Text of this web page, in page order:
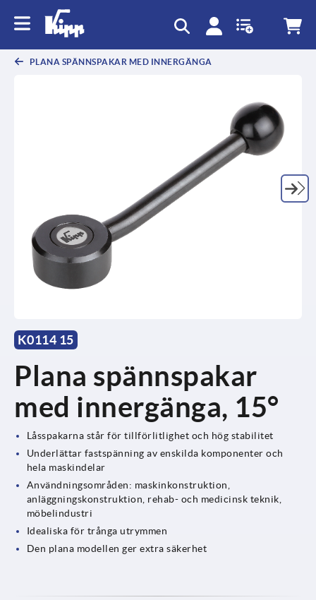
PLANA SPÄNNSPAKAR MED INNERGÄNGA
K0114 15
Plana spännspakar
med innergänga, 15°
Låsspakarna står för tillförlitlighet och hög stabilitet
Underlättar fastspänning av enskilda komponenter och
hela maskindelar
Användningsområden: maskinkonstruktion,
anläggningskonstruktion, rehab- och medicinsk teknik,
möbelindustri
Idealiska för trånga utrymmen
Den plana modellen ger extra säkerhet